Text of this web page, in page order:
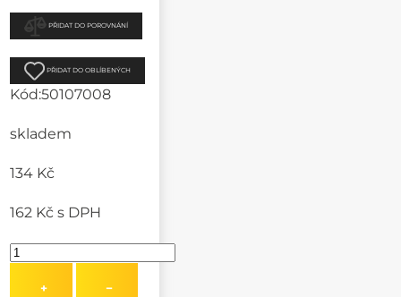
PŘIDAT DO POROVNÁNÍ
PŘIDAT DO OBLÍBENÝCH
Kód:50107008
skladem
134 Kč
162 Kčs DPH
+ −